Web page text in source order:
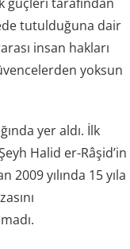
güçleri tarafından
tutulduğuna dair
insan hakları
yoksun
yer aldı. İlk
Halid er-Râşid’in
2009 yılında 15 yıla